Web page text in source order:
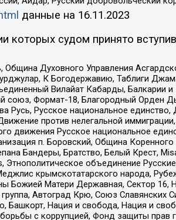
данные на 16.11.2023
которых судом принято
Духовного Управления
К Богодержавию, Таблиги
Вилайат Кабарды, Балкарии и
союз, Формат-18, Благородный Орден
Русь, Русское национальное единство,
против нелегальной
движения Русское национальное
п. Боровский, Община Коренного
Бандеры, Братство, Белый Крест,
объединение
крымскотатарского народа,
Божией Матери Державная, Сектор 16,
Автоград Крю, Союз Славянских
Башкорт, Нация и свобода, Нация и
с коррупцией, Фонд защиты прав